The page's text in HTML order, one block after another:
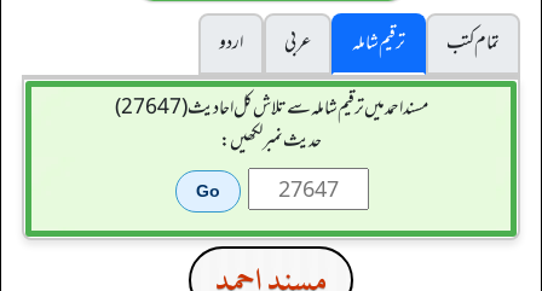
تمام کتب
ترقیم شاملہ عربی
اردو
مسند احمد میں ترقیم شاملہ سے تلاش کل احادیث (27647)
حدیث نمبر لکھیں: